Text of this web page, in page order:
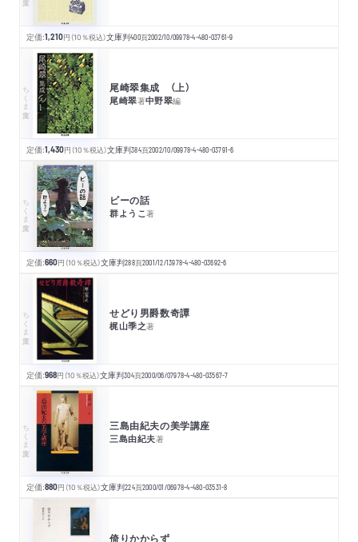
定価:1,210円 （10％税込）文庫判400頁2002/10/09978-4-480-03761-9
ちくま文庫 尾崎翠集成 （上）
尾崎翠著中野翠編
定価:1,430円 （10％税込）文庫判384頁2002/10/09978-4-480-03791-6
ちくま文庫 ビーの話
群ようこ著
定価:660円 （10％税込）文庫判288頁2001/12/13978-4-480-03692-6
ちくま文庫 せどり男爵数奇譚
梶山季之著
定価:968円 （10％税込）文庫判304頁2000/06/07978-4-480-03567-7
ちくま文庫 三島由紀夫の美学講座
三島由紀夫著
定価:880円 （10％税込）文庫判224頁2000/01/06978-4-480-03531-8
倚りかからず